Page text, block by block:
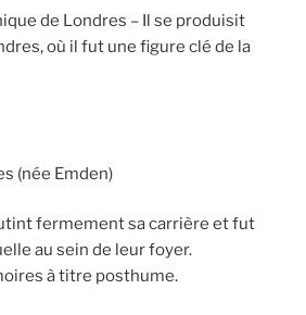
de Londres – Il se produisit
où il fut une figure clé de la
(née Emden)
fermement sa carrière et fut
au sein de leur foyer.
à titre posthume.